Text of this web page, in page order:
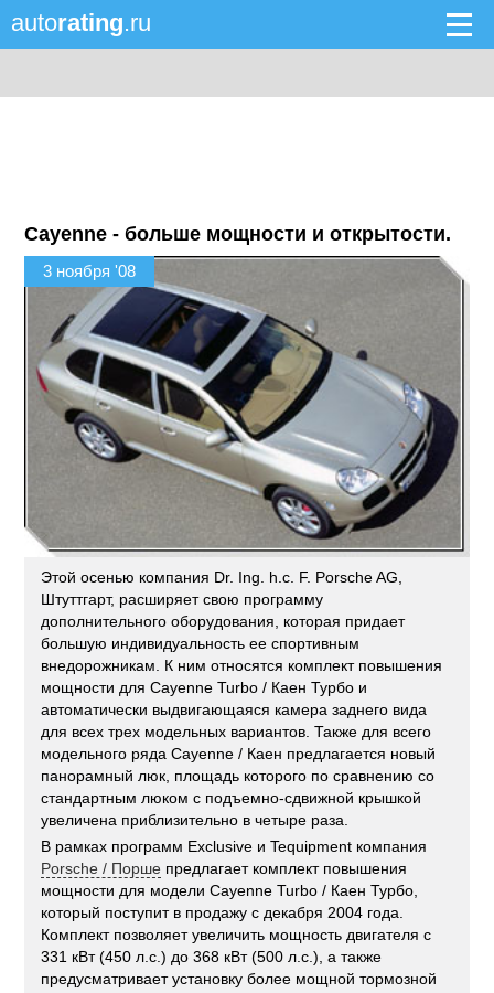
autorating.ru
Cayenne - больше мощности и открытости.
3 ноября '08
Этой осенью компания Dr. Ing. h.c. F. Porsche AG,
Штуттгарт, расширяет свою программу
дополнительного оборудования, которая придает
большую индивидуальность ее спортивным
внедорожникам. К ним относятся комплект повышения
мощности для Cayenne Turbo / Каен Турбо и
автоматически выдвигающаяся камера заднего вида
для всех трех модельных вариантов. Также для всего
модельного ряда Cayenne / Каен предлагается новый
панорамный люк, площадь которого по сравнению со
стандартным люком с подъемно-сдвижной крышкой
увеличена приблизительно в четыре раза.
В рамках программ Exclusive и Tequipment компания
Porsche / Порше предлагает комплект повышения
мощности для модели Cayenne Turbo / Каен Турбо,
который поступит в продажу с декабря 2004 года.
Комплект позволяет увеличить мощность двигателя с
331 кВт (450 л.с.) до 368 кВт (500 л.с.), а также
предусматривает установку более мощной тормозной